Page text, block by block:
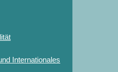
Internationales